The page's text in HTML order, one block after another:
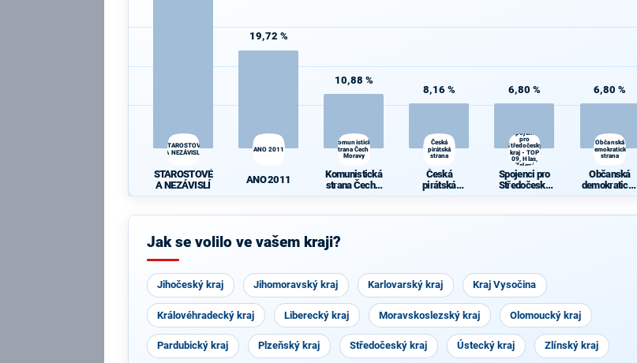
STAROSTOVÉ
A NEZÁVISLÍ
STAROSTOVÉ
A NEZÁVISLÍ
19,72 %
ANO 2011
ANO 2011
10,88 %
Komunistická
strana Čech a
Moravy
Komunistická
strana Čech a
8,16 %
Česká
pirátská
strana
Česká
pirátská
6,80 %
Spojenci
pro
Středočeský
kraj - TOP
09, Hlas,
Zelení
Spojenci pro
Středočeský
6,80 %
Občanská
demokratická
strana
Občanská
demokratická
strana
Jak se volilo ve vašem kraji?
Jihočeský kraj Jihomoravský kraj Karlovarský kraj Kraj Vysočina
Královéhradecký kraj Liberecký kraj Moravskoslezský kraj Olomoucký kraj
Pardubický kraj Plzeňský kraj Středočeský kraj Ústecký kraj Zlínský kraj